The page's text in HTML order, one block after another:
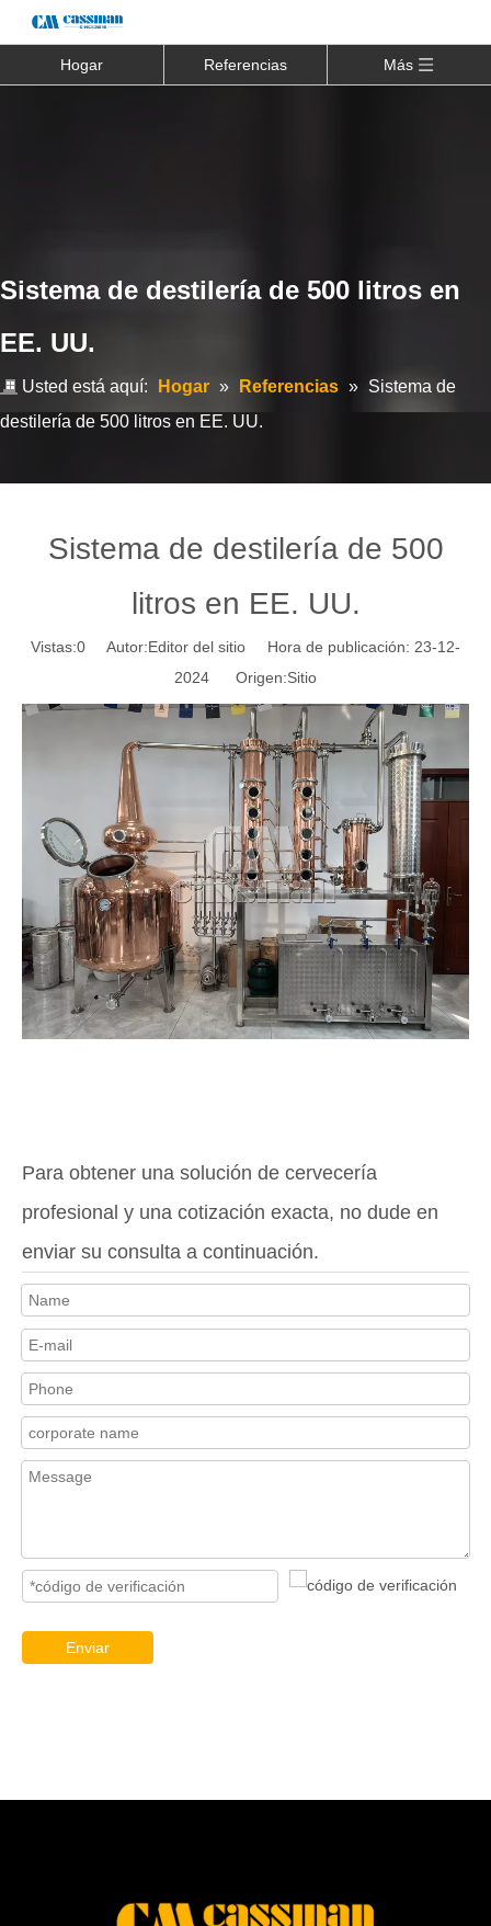
Hogar Referencias Más
Sistema de destilería de 500 litros en
EE. UU.
Usted está aquí: Hogar » Referencias » Sistema de
destilería de 500 litros en EE. UU.
Sistema de destilería de 500
litros en EE. UU.
Vistas:0 Autor:Editor del sitio Hora de publicación: 23-12-
2024 Origen:Sitio
Para obtener una solución de cervecería
profesional y una cotización exacta, no dude en
enviar su consulta a continuación.
Enviar